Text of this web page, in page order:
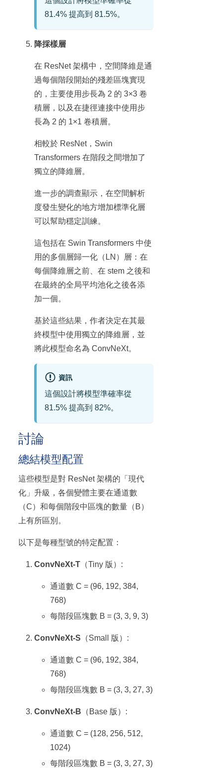
81.4% 提高到 81.5%。
降採樣層
在 ResNet 架構中，空間降維是通
過每個階段開始的殘差區塊實現
的，主要使用步長為 2 的 3×3 卷
積層，以及在捷徑連接中使用步
長為 2 的 1×1 卷積層。
相較於 ResNet，Swin
Transformers 在階段之間增加了
獨立的降維層。
進一步的調查顯示，在空間解析
度發生變化的地方增加標準化層
可以幫助穩定訓練。
這包括在 Swin Transformers 中使
用的多個層歸一化（LN）層：在
每個降維層之前、在 stem 之後和
在最終的全局平均池化之後各添
加一個。
基於這些結果，作者決定在其最
終模型中使用獨立的降維層，並
將此模型命名為 ConvNeXt。
資訊
這個設計將模型準確率從
81.5% 提高到 82%。
討論
總結模型配置
這些模型是對 ResNet 架構的「現代
化」升級，各個變體主要在通道數
（C）和每個階段中區塊的數量（B）
上有所區別。
以下是每種型號的特定配置：
ConvNeXt-T （Tiny 版）:
通道數 C = (96, 192, 384,
768)
每階段區塊數 B = (3, 3, 9, 3)
ConvNeXt-S （Small 版）:
通道數 C = (96, 192, 384,
768)
每階段區塊數 B = (3, 3, 27, 3)
ConvNeXt-B （Base 版）:
通道數 C = (128, 256, 512,
1024)
每階段區塊數 B = (3, 3, 27, 3)